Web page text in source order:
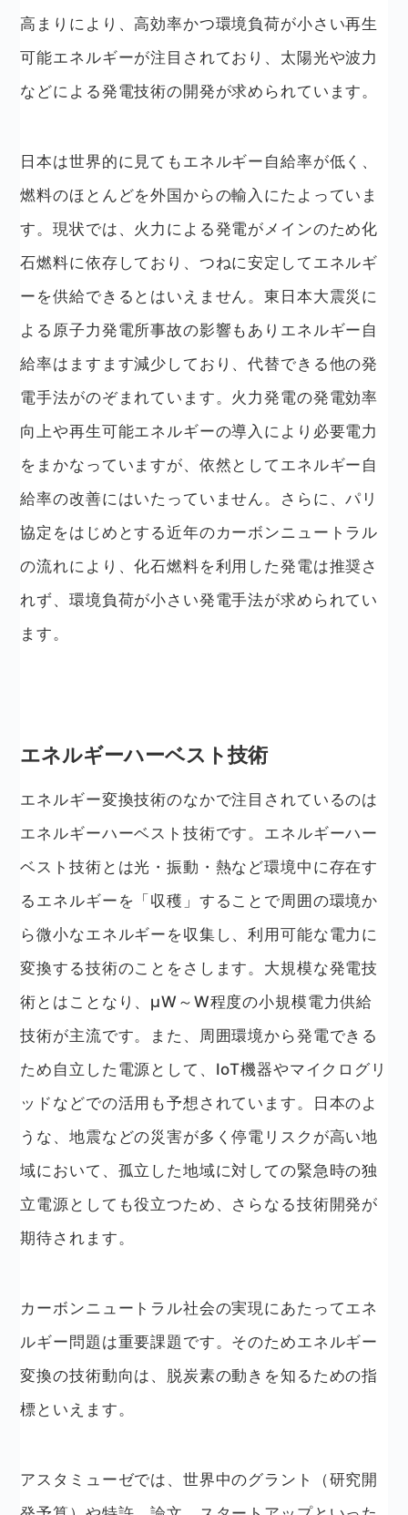
高まりにより、高効率かつ環境負荷が小さい再生
可能エネルギーが注目されており、太陽光や波力
などによる発電技術の開発が求められています。
日本は世界的に見てもエネルギー自給率が低く、
燃料のほとんどを外国からの輸入にたよっていま
す。現状では、火力による発電がメインのため化
石燃料に依存しており、つねに安定してエネルギ
ーを供給できるとはいえません。東日本大震災に
よる原子力発電所事故の影響もありエネルギー自
給率はますます減少しており、代替できる他の発
電手法がのぞまれています。火力発電の発電効率
向上や再生可能エネルギーの導入により必要電力
をまかなっていますが、依然としてエネルギー自
給率の改善にはいたっていません。さらに、パリ
協定をはじめとする近年のカーボンニュートラル
の流れにより、化石燃料を利用した発電は推奨さ
れず、環境負荷が小さい発電手法が求められてい
ます。
エネルギーハーベスト技術
エネルギー変換技術のなかで注目されているのは
エネルギーハーベスト技術です。エネルギーハー
ベスト技術とは光・振動・熱など環境中に存在す
るエネルギーを「収穫」することで周囲の環境か
ら微小なエネルギーを収集し、利用可能な電力に
変換する技術のことをさします。大規模な発電技
術とはことなり、μW～W程度の小規模電力供給
技術が主流です。また、周囲環境から発電できる
ため自立した電源として、IoT機器やマイクログリ
ッドなどでの活用も予想されています。日本のよ
うな、地震などの災害が多く停電リスクが高い地
域において、孤立した地域に対しての緊急時の独
立電源としても役立つため、さらなる技術開発が
期待されます。
カーボンニュートラル社会の実現にあたってエネ
ルギー問題は重要課題です。そのためエネルギー
変換の技術動向は、脱炭素の動きを知るための指
標といえます。
アスタミューゼでは、世界中のグラント（研究開